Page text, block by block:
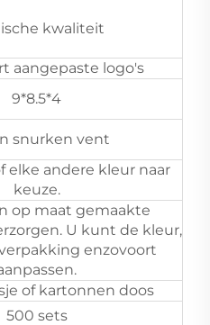
kwaliteit
aangepaste logo's
9*8.5*4
snurken vent
elke andere kleur naar
keuze.
op maat gemaakte
U kunt de kleur,
enzovoort
of kartonnen doos
500 sets